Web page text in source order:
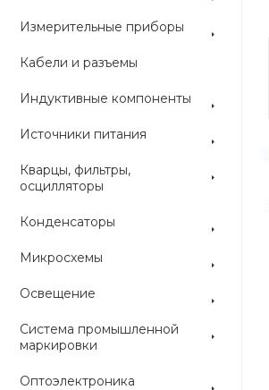
Измерительные приборы
Кабели и разъемы
Индуктивные компоненты
Источники питания
Кварцы, фильтры,
осцилляторы
Конденсаторы
Микросхемы
Освещение
Система промышленной
маркировки
Оптоэлектроника